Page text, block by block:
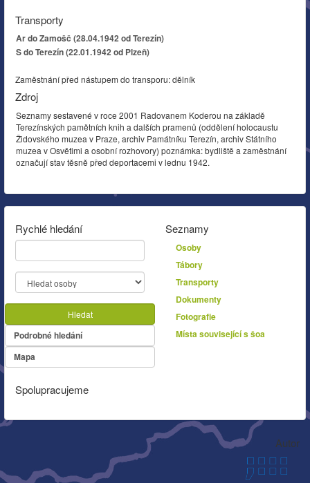
Transporty
Ar do Zamošč (28.04.1942 od Terezín)
S do Terezín (22.01.1942 od Plzeň)
Zaměstnání před nástupem do transporu: dělník
Zdroj
Seznamy sestavené v roce 2001 Radovanem Koderou na základě
Terezínských pamětních knih a dalších pramenů (oddělení holocaustu
Židovského muzea v Praze, archiv Památníku Terezín, archiv Státního
muzea v Osvětimi a osobní rozhovory) poznámka: bydliště a zaměstnání
označují stav těsně před deportacemi v lednu 1942.
Rychlé hledání
Hledat
Podrobné hledání
Mapa
Seznamy
Osoby
Tábory
Transporty
Dokumenty
Fotografie
Místa související s šoa
Spolupracujeme
Autor